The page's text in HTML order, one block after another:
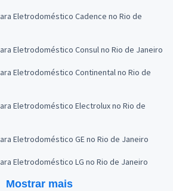
Eletrodoméstico Cadence no Rio de
Eletrodoméstico Consul no Rio de Janeiro
Eletrodoméstico Continental no Rio de
Eletrodoméstico Electrolux no Rio de
Eletrodoméstico GE no Rio de Janeiro
Eletrodoméstico LG no Rio de Janeiro
Mostrar mais